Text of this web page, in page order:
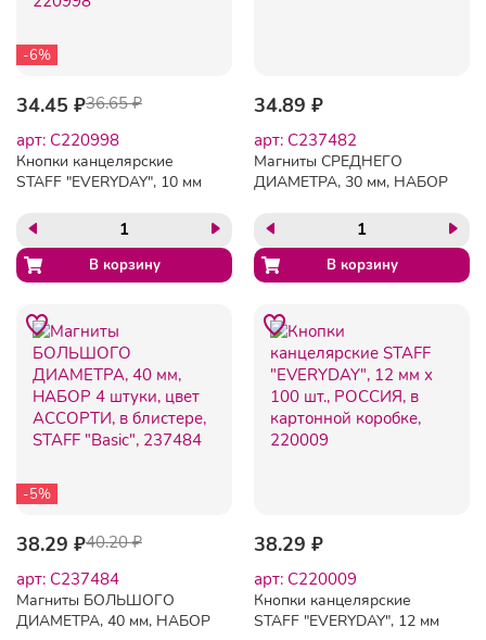
-6%
34.45 ₽36.65 ₽
арт: C220998
Кнопки канцелярские
STAFF "EVERYDAY", 10 мм
картонной коробке,
220998
34.89 ₽
арт: C237482
Магниты СРЕДНЕГО
ДИАМЕТРА, 30 мм, НАБОР
блистере, STAFF "Basic",
237482
-5%
38.29 ₽40.20 ₽
арт: C237484
Магниты БОЛЬШОГО
ДИАМЕТРА, 40 мм, НАБОР
38.29 ₽
арт: C220009
Кнопки канцелярские
STAFF "EVERYDAY", 12 мм